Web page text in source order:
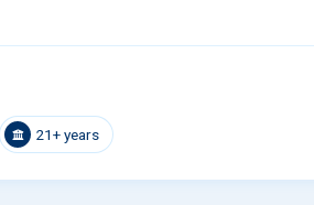
21+ years